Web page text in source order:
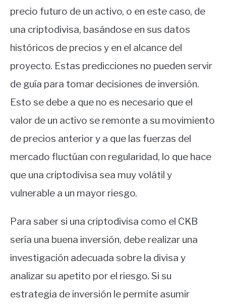
precio futuro de un activo, o en este caso, de
una criptodivisa, basándose en sus datos
históricos de precios y en el alcance del
proyecto. Estas predicciones no pueden servir
de guía para tomar decisiones de inversión.
Esto se debe a que no es necesario que el
valor de un activo se remonte a su movimiento
de precios anterior y a que las fuerzas del
mercado fluctúan con regularidad, lo que hace
que una criptodivisa sea muy volátil y
vulnerable a un mayor riesgo.
Para saber si una criptodivisa como el CKB
sería una buena inversión, debe realizar una
investigación adecuada sobre la divisa y
analizar su apetito por el riesgo. Si su
estrategia de inversión le permite asumir